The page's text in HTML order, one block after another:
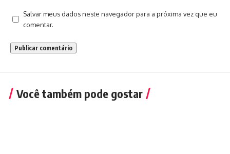
Salvar meus dados neste navegador para a próxima vez que eu
comentar.
Você também pode gostar